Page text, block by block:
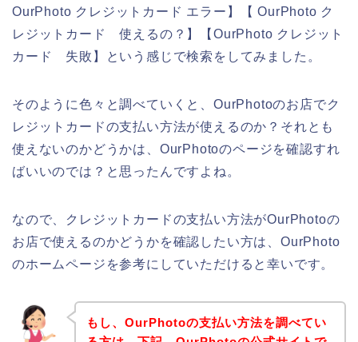
OurPhoto クレジットカード エラー】【 OurPhoto ク
レジットカード 使えるの？】【OurPhoto クレジット
カード 失敗】という感じで検索をしてみました。
そのように色々と調べていくと、OurPhotoのお店でク
レジットカードの支払い方法が使えるのか？それとも
使えないのかどうかは、OurPhotoのページを確認すれ
ばいいのでは？と思ったんですよね。
なので、クレジットカードの支払い方法がOurPhotoの
お店で使えるのかどうかを確認したい方は、OurPhoto
のホームページを参考にしていただけると幸いです。
もし、OurPhotoの支払い方法を調べてい